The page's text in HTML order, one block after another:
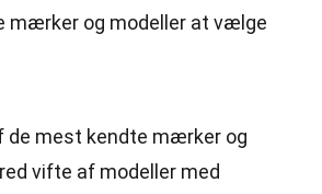
mærker og modeller at vælge
de mest kendte mærker og
vifte af modeller med